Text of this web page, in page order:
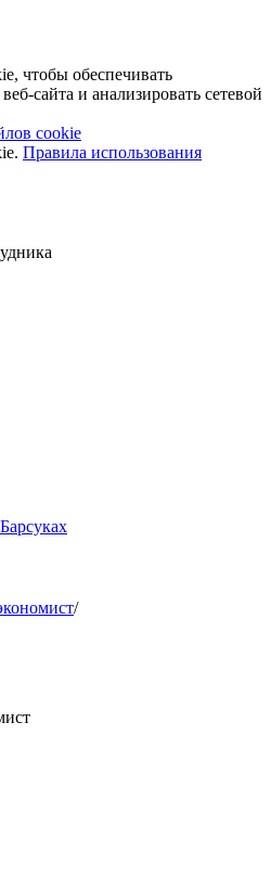
чтобы обеспечивать
сайта и анализировать сетевой
cookie
Правила использования
/